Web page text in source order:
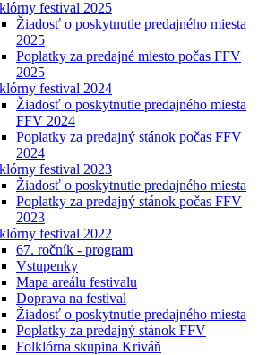
festival 2025
Žiadosť o poskytnutie predajného miesta
2025
Poplatky za predajné miesto počas FFV
2025
festival 2024
Žiadosť o poskytnutie predajného miesta
FFV 2024
Poplatky za predajný stánok počas FFV
2024
festival 2023
Žiadosť o poskytnutie predajného miesta
Poplatky za predajný stánok počas FFV
2023
festival 2022
67. ročník - program
Vstupenky
Mapa areálu festivalu
Doprava na festival
Žiadosť o poskytnutie predajného miesta
Poplatky za predajný stánok FFV
Folklórna skupina Kriváň